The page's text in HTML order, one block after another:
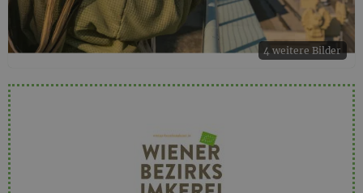
4 weitere Bilder